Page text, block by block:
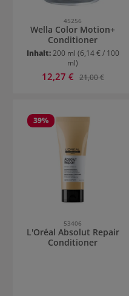
45256
Wella Color Motion+
Conditioner
Inhalt:200 ml (6,14 € / 100
ml)
Verkaufspreis:
12,27 € Regulärer Preis:
21,00 €
39%
53406
L'Oréal Absolut Repair
Conditioner